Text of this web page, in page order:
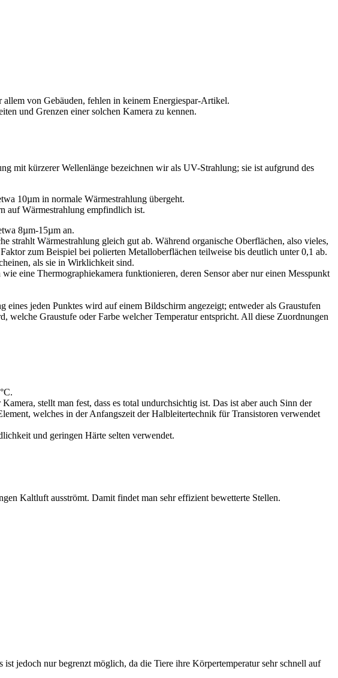
von Gebäuden, fehlen in keinem Energiespar-Artikel.
und Grenzen einer solchen Kamera zu kennen.
mit kürzerer Wellenlänge bezeichnen wir als UV-Strahlung; sie ist aufgrund des
10µm in normale Wärmestrahlung übergeht.
auf Wärmestrahlung empfindlich ist.
8µm-15µm an.
strahlt Wärmestrahlung gleich gut ab. Während organische Oberflächen, also vieles,
zum Beispiel bei polierten Metalloberflächen teilweise bis deutlich unter 0,1 ab.
als sie in Wirklichkeit sind.
eine Thermographiekamera funktionieren, deren Sensor aber nur einen Messpunkt
jeden Punktes wird auf einem Bildschirm angezeigt; entweder als Graustufen
welche Graustufe oder Farbe welcher Temperatur entspricht. All diese Zuordnungen
stellt man fest, dass es total undurchsichtig ist. Das ist aber auch Sinn der
welches in der Anfangszeit der Halbleitertechnik für Transistoren verwendet
und geringen Härte selten verwendet.
Kaltluft ausströmt. Damit findet man sehr effizient bewetterte Stellen.
jedoch nur begrenzt möglich, da die Tiere ihre Körpertemperatur sehr schnell auf